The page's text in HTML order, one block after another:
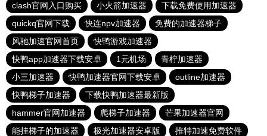
clash官网入口购买
小火箭加速器
下载免费使用加速器
quickq官网下载
快连npv加速器
免费的加速器梯子
风驰加速官网首页
快鸭游戏加速器
快鸭app加速器下载安卓
1元机场
青柠加速器
小三加速器
快鸭加速器官网下载安卓
outline加速器
快鸭梯子加速器
下载快鸭加速器最新版
hammer官网加速器
爬梯子加速器
芒果加速器官网
能挂梯子的加速器
极光加速器安卓版 推特加速免费软件